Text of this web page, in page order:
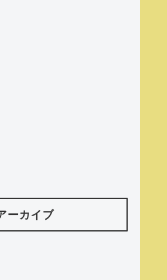
ーカイブ